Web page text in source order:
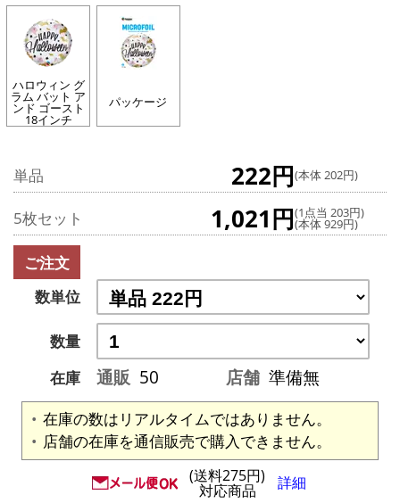
ハロウィン グ
ラム バット ア
ンド ゴースト
18インチ
パッケージ
単品 222円(本体 202円)
5枚セット 1,021円(1点当 203円)
(本体 929円)
ご注文
数単位
数量
在庫
通販 50 店舗 準備無
在庫の数はリアルタイムではありません。
店舗の在庫を通信販売で購入できません。
(送料275円)
対応商品 詳細